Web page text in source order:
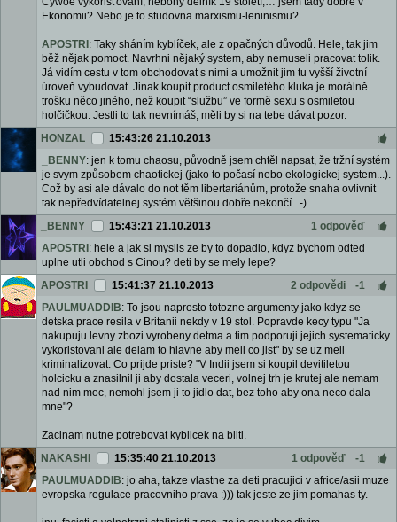
Ekonomii? Nebo je to studovna marxismu-leninismu?
APOSTRI : Taky sháním kyblíček, ale z opačných důvodů. Hele, tak jim
běž nějak pomoct. Navrhni nějaký system, aby nemuseli pracovat tolik.
Já vidím cestu v tom obchodovat s nimi a umožnit jim tu vyšší životní
úroveň vybudovat. Jinak koupit product osmiletého kluka je morálně
trošku něco jiného, než koupit “službu” ve formě sexu s osmiletou
holčičkou. Jestli to tak nevnímáš, měli by si na tebe dávat pozor.
HONZAL
15:43:26 21.10.2013
_BENNY: jen k tomu chaosu, původně jsem chtěl napsat, že tržní systém
je svym způsobem chaotickej (jako to počasí nebo ekologickej system...).
Což by asi ale dávalo do not těm libertariánům, protože snaha ovlivnit
tak nepředvídatelnej systém většinou dobře nekončí. .-)
_BENNY
15:43:21 21.10.2013
1 odpověď
APOSTRI : hele a jak si myslis ze by to dopadlo, kdyz bychom odted
uplne utli obchod s Cinou? deti by se mely lepe?
APOSTRI
15:41:37 21.10.2013 2 odpovědi
-1
PAULMUADDIB: To jsou naprosto totozne argumenty jako kdyz se
detska prace resila v Britanii nekdy v 19 stol. Popravde kecy typu "Ja
nakupuju levny zbozi vyrobeny detma a tim podporuji jejich systematicky
vykoristovani ale delam to hlavne aby meli co jist" by se uz meli
kriminalizovat. Co prijde priste? "V Indii jsem si koupil devitiletou
holcicku a znasilnil ji aby dostala veceri, volnej trh je krutej ale nemam
nad nim moc, nemohl jsem ji to jidlo dat, bez toho aby ona neco dala
mne"?
Zacinam nutne potrebovat kyblicek na bliti.
NAKASHI
15:35:40 21.10.2013 1 odpověď
-1
PAULMUADDIB: jo aha, takze vlastne za deti pracujici v africe/asii muze
evropska regulace pracovniho prava :))) tak jeste ze jim pomahas ty.